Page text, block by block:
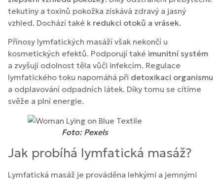
tekutiny a toxinů pokožka získává zdravý a jasný
vzhled. Dochází také k redukci otoků a vrásek.
Přínosy lymfatických masáží však nekončí u
kosmetických efektů. Podporují také imunitní systém
a zvyšují odolnost těla vůči infekcím. Regulace
lymfatického toku napomáhá při detoxikaci organismu
a odplavování odpadních látek. Díky tomu se cítíme
svěže a plní energie.
Foto: Pexels
Jak probíhá lymfatická masáž?
Lymfatická masáž je prováděna lehkými a jemnými